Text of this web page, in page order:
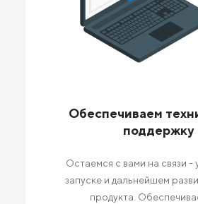
Обеспечиваем
поддержку
Остаемся с вами на связи -
запуске и дальнейшем
продукта.